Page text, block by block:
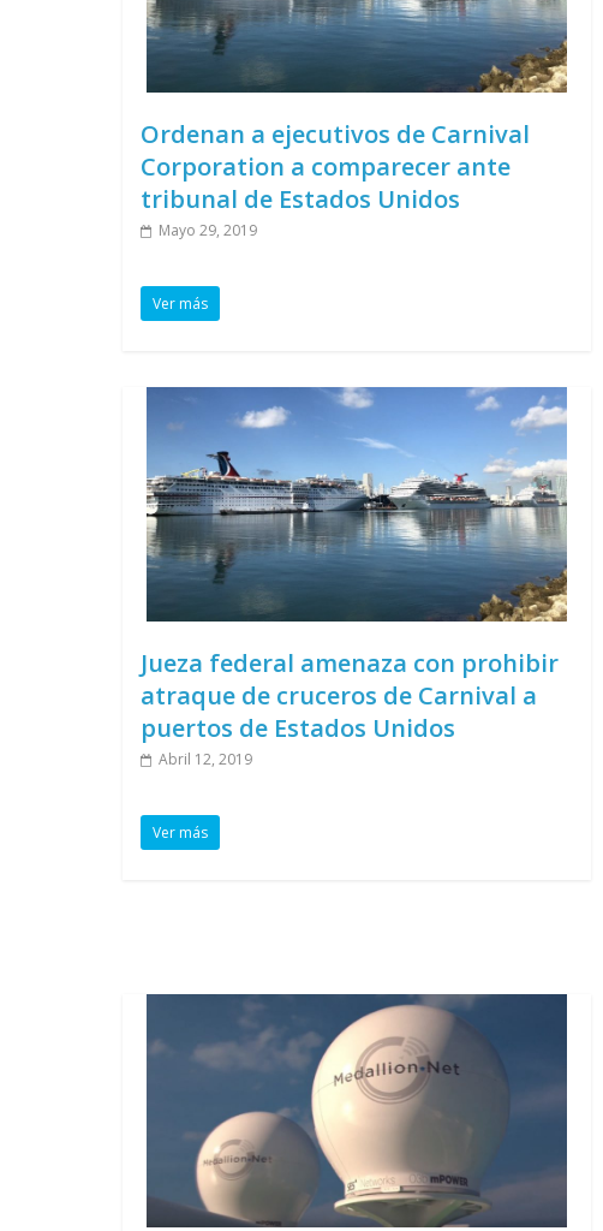
Ordenan a ejecutivos de Carnival
Corporation a comparecer ante
tribunal de Estados Unidos
Mayo 29, 2019
Ver más
Jueza federal amenaza con prohibir
atraque de cruceros de Carnival a
puertos de Estados Unidos
Abril 12, 2019
Ver más